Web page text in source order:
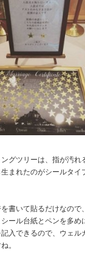
グツリーは、指が汚れ
まれたのがシールタイ
書いて貼るだけなので
ール台紙とペンを多め
入できるので、ウェル
。